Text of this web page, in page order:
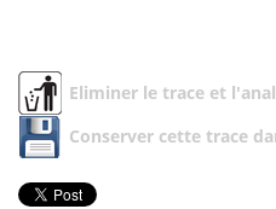
Eliminer le trace et
Conserver cette trace